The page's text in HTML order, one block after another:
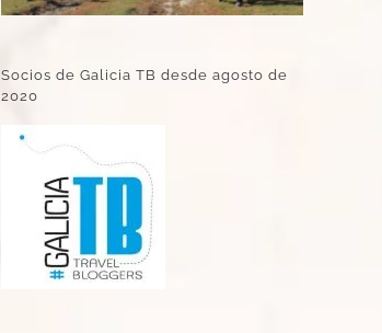
Socios de Galicia TB desde agosto de
2020